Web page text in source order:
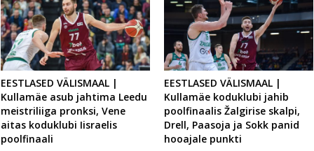
EESTLASED VÄLISMAAL |
Kullamäe asub jahtima Leedu
meistriliiga pronksi, Vene
aitas koduklubi Iisraelis
poolfinaali
EESTLASED VÄLISMAAL |
Kullamäe koduklubi jahib
poolfinaalis Žalgirise skalpi,
Drell, Paasoja ja Sokk panid
hooajale punkti